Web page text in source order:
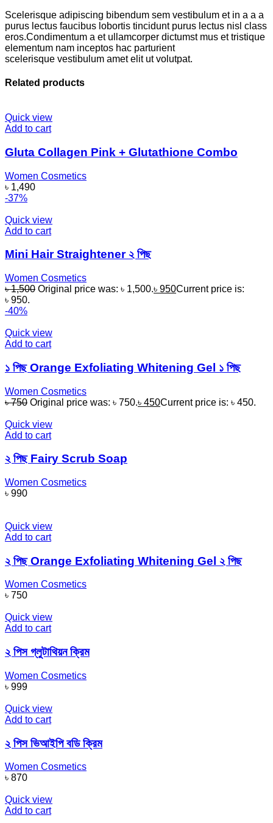
Scelerisque adipiscing bibendum sem vestibulum et in a a a
purus lectus faucibus lobortis tincidunt purus lectus nisl class
eros.Condimentum a et ullamcorper dictumst mus et tristique
elementum nam inceptos hac parturient
scelerisque vestibulum amet elit ut volutpat.
Related products
Quick view
Add to cart
Gluta Collagen Pink + Glutathione Combo
Women Cosmetics
৳ 1,490
-37%
Quick view
Add to cart
Mini Hair Straightener ২ পিছ
Women Cosmetics
৳1,500 Original price was: ৳ 1,500.৳ 950Current price is:
৳ 950.
-40%
Quick view
Add to cart
১ পিছ Orange Exfoliating Whitening Gel ১ পিছ
Women Cosmetics
৳750 Original price was: ৳ 750.৳ 450Current price is: ৳ 450.
Quick view
Add to cart
২ পিছ Fairy Scrub Soap
Women Cosmetics
৳ 990
Quick view
Add to cart
২ পিছ Orange Exfoliating Whitening Gel ২ পিছ
Women Cosmetics
৳ 750
Quick view
Add to cart
২ পিস গ্লুটাথিয়ন ক্রিম
Women Cosmetics
৳ 999
Quick view
Add to cart
২ পিস ভিআইপি বডি ক্রিম
Women Cosmetics
৳ 870
Quick view
Add to cart